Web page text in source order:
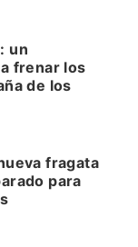
un
frenar los
de los
fragata
para